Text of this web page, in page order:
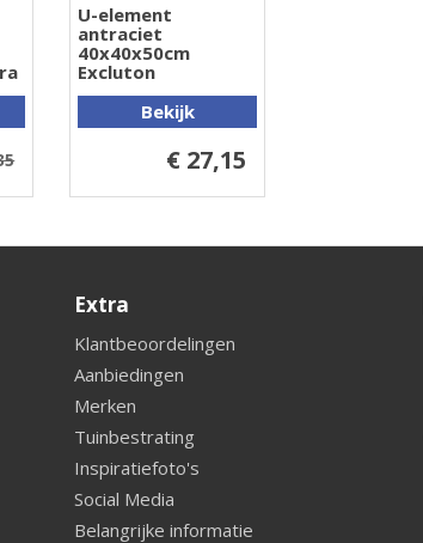
U-element
antraciet
40x40x50cm
Excluton
Bekijk
€ 27,15
Extra
Klantbeoordelingen
Aanbiedingen
Merken
Tuinbestrating
Inspiratiefoto's
Social Media
Belangrijke informatie